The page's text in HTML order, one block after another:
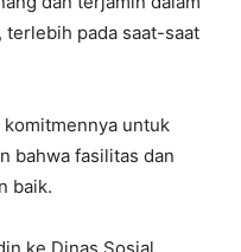
terlebih pada saat-saat
untuk
bahwa fasilitas dan
baik.